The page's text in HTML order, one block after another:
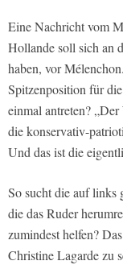
Eine Nachricht vom
Hollande soll sich an
haben, vor
Spitzenposition für
einmal antreten?
die konservativ-
Und das ist die
So sucht die auf links
die das Ruder
zumindest helfen?
Christine Lagarde zu